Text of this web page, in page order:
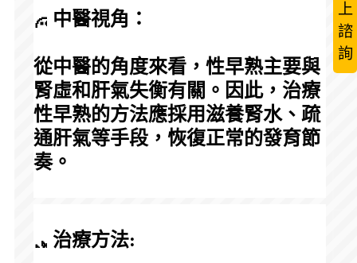
上
諮
詢
中醫視角：
從中醫的角度來看，性早熟主要與
腎虛和肝氣失衡有關。因此，治療
性早熟的方法應採用滋養腎水、疏
通肝氣等手段，恢復正常的發育節
奏。
治療方法: